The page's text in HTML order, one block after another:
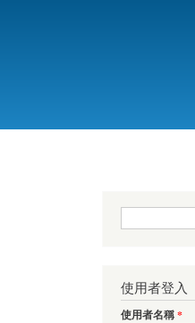
搜尋表單
使用者登入
使用者名稱*